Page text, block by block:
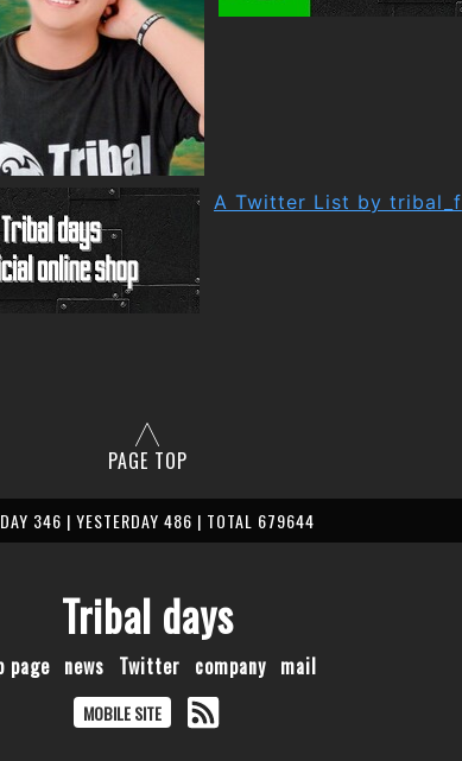
A Twitter List by tribal_f
PAGE TOP
346 | YESTERDAY 486 | TOTAL 679644
Tribal days
page news Twitter company mail
MOBILE SITE